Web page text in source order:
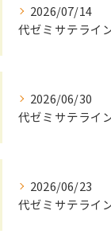
2026/07/14
2026/06/30
2026/06/23